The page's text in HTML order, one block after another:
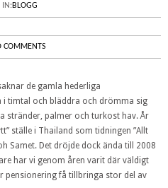
IN:BLOGG
COMMENTS
de gamla hederliga
i timtal och bläddra och drömma sig
stränder, palmer och turkost hav. År
ställe i Thailand som tidningen ”Allt
Samet. Det dröjde dock ända till 2008
har vi genom åren varit där väldigt
pensionering få tillbringa stor del av